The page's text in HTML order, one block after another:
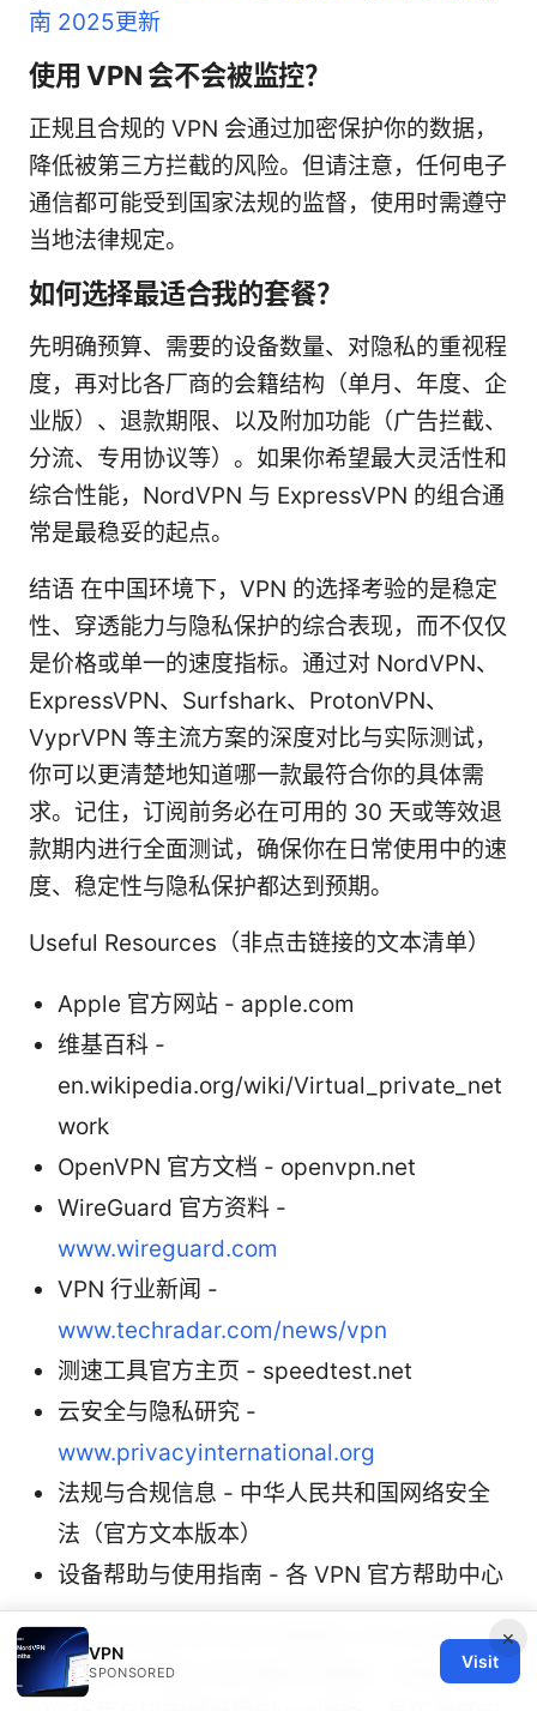
南 2025更新
使用 VPN 会不会被监控？
正规且合规的 VPN 会通过加密保护你的数据，
降低被第三方拦截的风险。但请注意，任何电子
通信都可能受到国家法规的监督，使用时需遵守
当地法律规定。
如何选择最适合我的套餐？
先明确预算、需要的设备数量、对隐私的重视程
度，再对比各厂商的会籍结构（单月、年度、企
业版）、退款期限、以及附加功能（广告拦截、
分流、专用协议等）。如果你希望最大灵活性和
综合性能，NordVPN 与 ExpressVPN 的组合通
常是最稳妥的起点。
结语 在中国环境下，VPN 的选择考验的是稳定
性、穿透能力与隐私保护的综合表现，而不仅仅
是价格或单一的速度指标。通过对 NordVPN、
ExpressVPN、Surfshark、ProtonVPN、
VyprVPN 等主流方案的深度对比与实际测试，
你可以更清楚地知道哪一款最符合你的具体需
求。记住，订阅前务必在可用的 30 天或等效退
款期内进行全面测试，确保你在日常使用中的速
度、稳定性与隐私保护都达到预期。
Useful Resources（非点击链接的文本清单）
Apple 官方网站 - apple.com
维基百科 -
en.wikipedia.org/wiki/Virtual_private_net
work
OpenVPN 官方文档 - openvpn.net
WireGuard 官方资料 -
www.wireguard.com
VPN 行业新闻 -
www.techradar.com/news/vpn
测速工具官方主页 - speedtest.net
云安全与隐私研究 -
www.privacyinternational.org
法规与合规信息 - 中华人民共和国网络安全
法（官方文本版本）
设备帮助与使用指南 - 各 VPN 官方帮助中心
欢迎在评论区分享你在中国使用 VPN 的真实体
验、遇到的问题以及你偏好的策略。希望这份
×
VPN
SPONSORED
Visit